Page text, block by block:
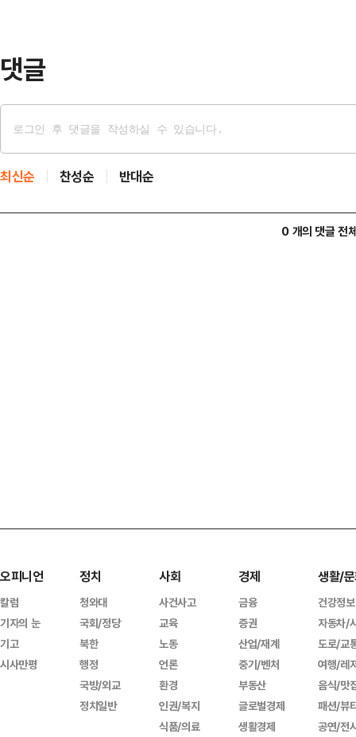
댓글
최신순 찬성순 반대순
0 개의 댓글 전
오피니언
칼럼
기자의 눈
기고
시사만평
정치
청와대
국회/정당
북한
행정
국방/외교
정치일반
사회
사건사고
교육
노동
언론
환경
인권/복지
식품/의료
경제
금융
증권
산업/재계
중기/벤처
부동산
글로벌경제
생활경제
생활/
건강정보
자동차/
도로/교
여행/레
음식/맛
패션/뷰
공연/전